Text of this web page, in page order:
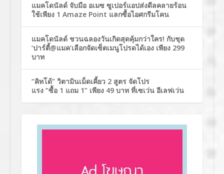
แมคโดนัลด์ จับมือ อเมซ ซูเปอร์แอปส่งดีลคลายร้อน
ใช้เพียง 1 Amaze Point แลกซื้อไอศกรีมโคน
แมคโดนัลด์ ชวนฉลองวันเกิดสุดคุ้มกว่าใคร! กับชุด
‘ปาร์ตี้@แมค’เลือกจัดเซ็ตเมนูโปรดได้เอง เพียง 299
บาท
“คิทโด้” วิตามินเม็ดเคี้ยว 2 สูตร จัดโปร
แรง “ซื้อ 1 แถม 1” เพียง 49 บาท ที่เซเว่น อีเลฟเว่น